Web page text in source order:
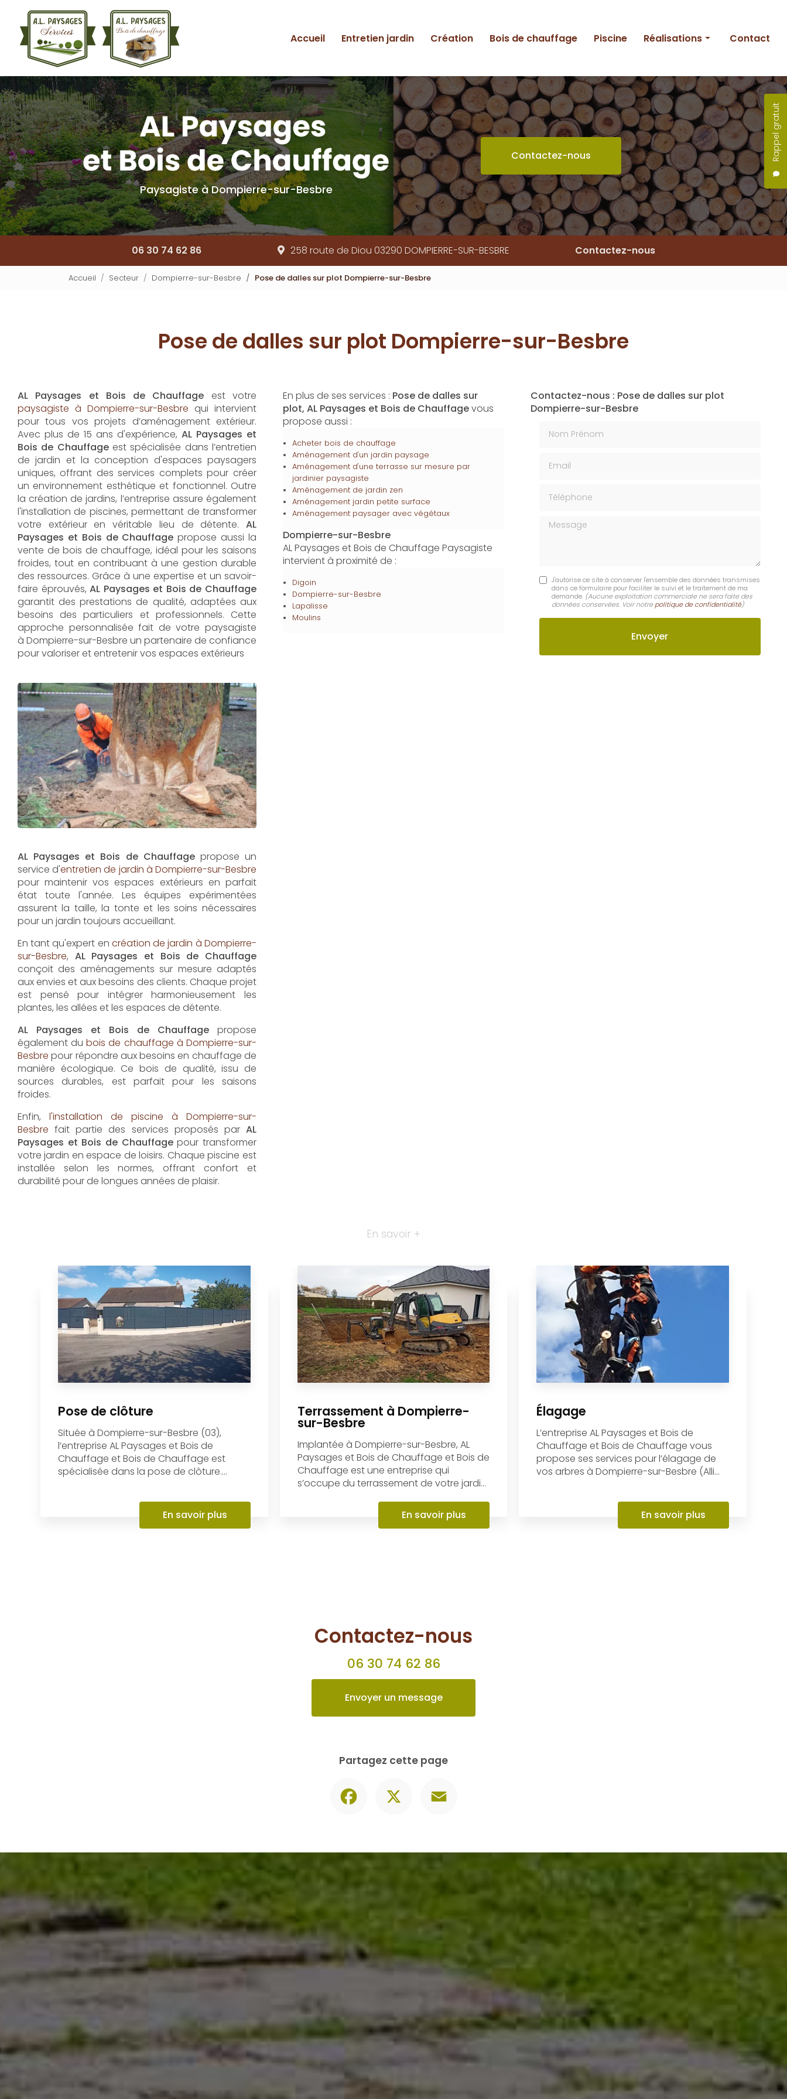
contenu
principal
Rappel gratuit
Accueil Entretien jardin Création Bois de chauffage Piscine Réalisations
Entretien
Création
Piscine
Contact
Paysagiste à Dompierre-sur-Besbre
Contactez-nous
06 30 74 62 86 258 route de Diou 03290 DOMPIERRE-SUR-BESBRE Contactez-nous
Accueil Secteur Dompierre-sur-Besbre Pose de dalles sur plot Dompierre-sur-Besbre
Pose de dalles sur plot Dompierre-sur-Besbre
AL Paysages et Bois de Chauffage est votre
paysagiste à Dompierre-sur-Besbre qui intervient
pour tous vos projets d’aménagement extérieur.
Avec plus de 15 ans d'expérience, AL Paysages et
Bois de Chauffageest spécialisée dans l’entretien
de jardin et la conception d'espaces paysagers
uniques, offrant des services complets pour créer
un environnement esthétique et fonctionnel. Outre
la création de jardins, l’entreprise assure également
l'installation de piscines, permettant de transformer
votre extérieur en véritable lieu de détente. AL
Paysages et Bois de Chauffage propose aussi la
vente de bois de chauffage, idéal pour les saisons
froides, tout en contribuant à une gestion durable
des ressources. Grâce à une expertise et un savoir-
faire éprouvés,AL Paysages et Bois de Chauffage
garantit des prestations de qualité, adaptées aux
besoins des particuliers et professionnels. Cette
approche personnalisée fait de votre paysagiste
à Dompierre-sur-Besbre un partenaire de confiance
pour valoriser et entretenir vos espaces extérieurs
AL Paysages et Bois de Chauffagepropose un
service d'entretien de jardin à Dompierre-sur-Besbre
pour maintenir vos espaces extérieurs en parfait
état toute l'année. Les équipes expérimentées
assurent la taille, la tonte et les soins nécessaires
pour un jardin toujours accueillant.
En tant qu'expert encréation de jardin à Dompierre-
sur-Besbre,AL Paysages et Bois de Chauffage
aux envies et aux besoins des clients. Chaque projet
est pensé pour intégrer harmonieusement les
plantes, les allées et les espaces de détente.
AL Paysages et Bois de Chauffagepropose
également dubois de chauffage à Dompierre-sur-
Besbrepour répondre aux besoins en chauffage de
manière écologique. Ce bois de qualité, issu de
sources durables, est parfait pour les saisons
froides.
Enfin,l'installation de piscine à Dompierre-sur-
Besbrefait partie des services proposés parAL
Paysages et Bois de Chauffagepour transformer
votre jardin en espace de loisirs. Chaque piscine est
installée selon les normes, offrant confort et
durabilité pour de longues années de plaisir.
En plus de ses services : Pose de dalles sur
plot, AL Paysages et Bois de Chauffagevous
propose aussi :
Acheter bois de chauffage
Aménagement d'un jardin paysage
Aménagement d'une terrasse sur mesure par
jardinier paysagiste
Aménagement de jardin zen
Aménagement jardin petite surface
Aménagement paysager avec végétaux
Dompierre-sur-Besbre
AL Paysages et Bois de Chauffage Paysagiste
intervient à proximité de :
Digoin
Dompierre-sur-Besbre
Lapalisse
Moulins
Contactez-nous : Pose de dalles sur plot
Dompierre-sur-Besbre
Message
J'autorise ce site à conserver l'ensemble des données transmises
dans ce formulaire pour faciliter le suivi et le traitement de ma
demande. (Aucune exploitation commerciale ne sera faite des
données conservées. Voir notre politique de confidentialité)
Pose de clôture
Située à Dompierre-sur-Besbre (03),
l’entreprise AL Paysages et Bois de
Chauffage et Bois de Chauffage est
spécialisée dans la pose de clôture....
En savoir plus
Terrassement à Dompierre-
sur-Besbre
Implantée à Dompierre-sur-Besbre, AL
Paysages et Bois de Chauffage et Bois de
Chauffage est une entreprise qui
s’occupe du terrassement de votre jardi...
En savoir plus
Élagage
L’entreprise AL Paysages et Bois de
Chauffage et Bois de Chauffage vous
propose ses services pour l’élagage de
vos arbres à Dompierre-sur-Besbre (Alli...
En savoir plus
Contactez-nous
06 30 74 62 86
Partagez cette page